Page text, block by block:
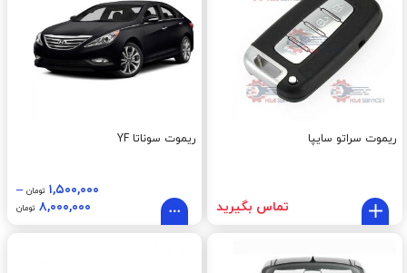
ریموت سراتو سایپا
تماس بگیرید
ریموت سوناتا YF
۱,۵۰۰,۰۰۰ تومان –
۸,۰۰۰,۰۰۰ تومان